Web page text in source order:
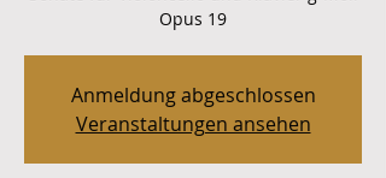
Anmeldung abgeschlossen
Veranstaltungen ansehen